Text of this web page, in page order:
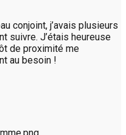
conjoint, j’avais plusieurs
suivre. J’étais heureuse
de proximité me
au besoin !